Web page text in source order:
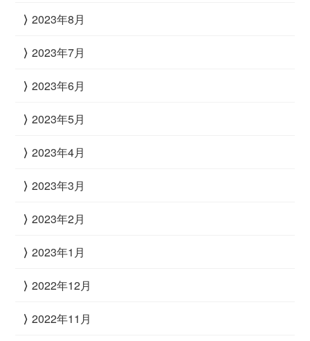
2023年8月
2023年7月
2023年6月
2023年5月
2023年4月
2023年3月
2023年2月
2023年1月
2022年12月
2022年11月